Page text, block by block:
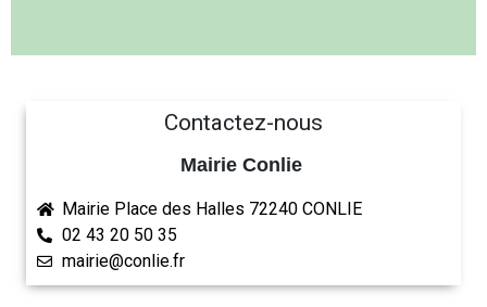
Contactez-nous
Mairie Conlie
Mairie Place des Halles 72240 CONLIE
02 43 20 50 35
mairie@conlie.fr